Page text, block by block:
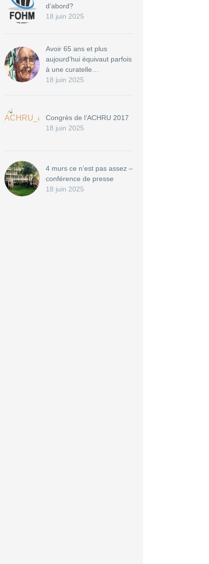
d’abord?
18 juin 2025
Avoir 65 ans et plus
aujourd’hui équivaut parfois
à une curatelle…
18 juin 2025
Congrès de l’ACHRU 2017
18 juin 2025
4 murs ce n’est pas assez –
conférence de presse
18 juin 2025